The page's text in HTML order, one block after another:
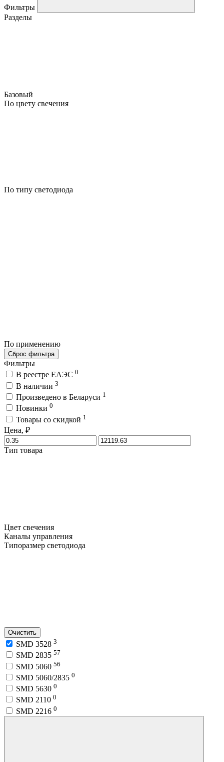
Фильтры
Разделы
Базовый
По цвету свечения
По типу светодиода
По применению
Сброс фильтра
Фильтры
В реестре ЕАЭС 0
В наличии 3
Произведено в Беларуси 1
Новинки 0
Товары со скидкой 1
Цена, ₽
Тип товара
Цвет свечения
Каналы управления
Типоразмер светодиода
Очистить
SMD 3528 3
SMD 2835 57
SMD 5060 56
SMD 5060/2835 0
SMD 5630 0
SMD 2110 0
SMD 2216 0